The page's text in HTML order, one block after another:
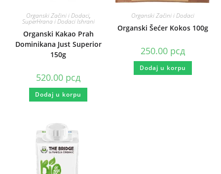
Organski Začini i Dodaci,
SuperHrana i Dodaci Ishrani
Organski Kakao Prah
Dominikana Just Superior
150g
520.00 рсд
Dodaj u korpu
Organski Začini i Dodaci
Organski Šećer Kokos 100g
250.00 рсд
Dodaj u korpu